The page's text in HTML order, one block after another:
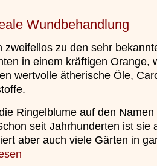
Wundbehandlung
zweifellos zu den sehr
in einem kräftigen Orange,
wertvolle ätherische Öle,
Ringelblume auf den Namen
seit Jahrhunderten ist sie
aber auch viele Gärten in